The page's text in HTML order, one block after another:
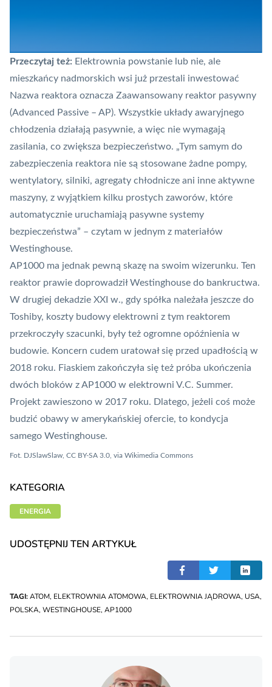
Przeczytaj też: Elektrownia powstanie lub nie, ale
mieszkańcy nadmorskich wsi już przestali inwestować
Nazwa reaktora oznacza Zaawansowany reaktor pasywny
(Advanced Passive – AP). Wszystkie układy awaryjnego
chłodzenia działają pasywnie, a więc nie wymagają
zasilania, co zwiększa bezpieczeństwo. „Tym samym do
zabezpieczenia reaktora nie są stosowane żadne pompy,
wentylatory, silniki, agregaty chłodnicze ani inne aktywne
maszyny, z wyjątkiem kilku prostych zaworów, które
automatycznie uruchamiają pasywne systemy
bezpieczeństwa” – czytam w jednym z materiałów
Westinghouse.
AP1000 ma jednak pewną skazę na swoim wizerunku. Ten
reaktor prawie doprowadził Westinghouse do bankructwa.
W drugiej dekadzie XXI w., gdy spółka należała jeszcze do
Toshiby, koszty budowy elektrowni z tym reaktorem
przekroczyły szacunki, były też ogromne opóźnienia w
budowie. Koncern cudem uratował się przed upadłością w
2018 roku. Fiaskiem zakończyła się też próba ukończenia
dwóch bloków z AP1000 w elektrowni V.C. Summer.
Projekt zawieszono w 2017 roku. Dlatego, jeżeli coś może
budzić obawy w amerykańskiej ofercie, to kondycja
samego Westinghouse.
Fot. DJSlawSlaw, CC BY-SA 3.0, via Wikimedia Commons
KATEGORIA
ENERGIA
UDOSTĘPNIJ TEN ARTYKUŁ
TAGI:ATOM, ELEKTROWNIA ATOMOWA, ELEKTROWNIA JĄDROWA, USA,
POLSKA, WESTINGHOUSE, AP1000